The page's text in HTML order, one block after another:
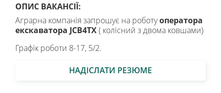
ОПИС ВАКАНСІЇ:
Аграрна компанія запрошує на роботуоператора
екскаватора JCB4TX( колісний з двома ковшами)
Графік роботи 8-17, 5/2.
НАДІСЛАТИ РЕЗЮМЕ